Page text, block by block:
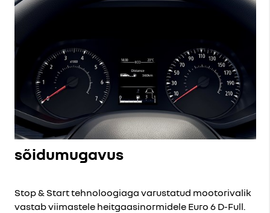
sõidumugavus
Stop & Start tehnoloogiaga varustatud mootorivalik
vastab viimastele heitgaasinormidele Euro 6 D-Full.